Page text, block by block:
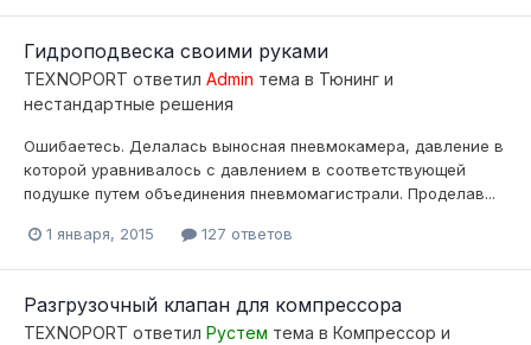
Гидроподвеска своими руками
TEXNOPORT ответил Admin тема в Тюнинг и
нестандартные решения
Ошибаетесь. Делалась выносная пневмокамера, давление в
которой уравнивалось с давлением в соответствующей
подушке путем объединения пневмомагистрали. Проделав...
1 января, 2015 127 ответов
Разгрузочный клапан для компрессора
TEXNOPORT ответил Рустем тема в Компресcор и